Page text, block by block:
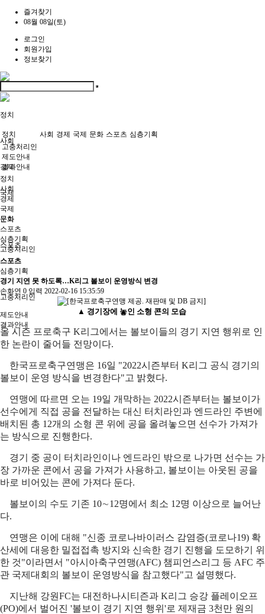
즐겨찾기
08월 08일(토)
로그인
회원가입
정보찾기
정치
사회
경제
국제
문화
스포츠
심층기획
고충처리인
제도안내
결과안내
정치 사회 경제 국제 문화 스포츠 심층기획
고충처리인
제도안내
결과안내
정치
사회
경제
국제
문화
스포츠
심층기획
고충처리인
스포츠
경기 지연 못 하도록…K리그 볼보이 운영방식 변경
손화연 0 입력 2022-02-16 15:35:59
▲ 경기장에 놓인 소형 콘의 모습
올 시즌 프로축구 K리그에서는 볼보이들의 경기 지연 행위로 인
한 논란이 줄어들 전망이다.
한국프로축구연맹은 16일 "2022시즌부터 K리그 공식 경기의
볼보이 운영 방식을 변경한다"고 밝혔다.
연맹에 따르면 오는 19일 개막하는 2022시즌부터는 볼보이가
선수에게 직접 공을 전달하는 대신 터치라인과 엔드라인 주변에
배치된 총 12개의 소형 콘 위에 공을 올려놓으면 선수가 가져가
는 방식으로 진행한다.
경기 중 공이 터치라인이나 엔드라인 밖으로 나가면 선수는 가
장 가까운 콘에서 공을 가져가 사용하고, 볼보이는 아웃된 공을
바로 비어있는 콘에 가져다 둔다.
볼보이의 수도 기존 10∼12명에서 최소 12명 이상으로 늘어난
다.
연맹은 이에 대해 "신종 코로나바이러스 감염증(코로나19) 확
산세에 대응한 밀접접촉 방지와 신속한 경기 진행을 도모하기 위
한 것"이라면서 "아시아축구연맹(AFC) 챔피언스리그 등 AFC 주
관 국제대회의 볼보이 운영방식을 참고했다"고 설명했다.
지난해 강원FC는 대전하나시티즌과 K리그 승강 플레이오프
(PO)에서 벌어진 '볼보이 경기 지연 행위'로 제재금 3천만 원의